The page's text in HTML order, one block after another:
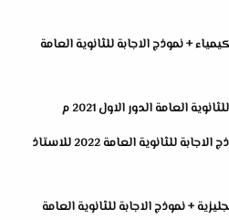
+ نموذج الاجابة للثانوية العامة
العامة الدور الاول 2021 م
امتحان كيمياء شامل + نموذج الاجابة للثانوية العامة 2022 للاستاذ
+ نموذج الاجابة للثانوية العامة